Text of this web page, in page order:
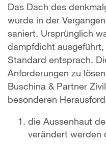
Das Dach des
wurde in der
saniert. Ursprünglich
dampfdicht
Standard entsprach.
Anforderungen zu
Buschina & Partner
besonderen
die Aussenhaut
verändert werden